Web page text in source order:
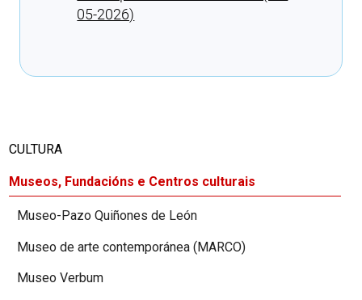
05-2026)
CULTURA
Museos, Fundacións e Centros culturais
Museo-Pazo Quiñones de León
Museo de arte contemporánea (MARCO)
Museo Verbum